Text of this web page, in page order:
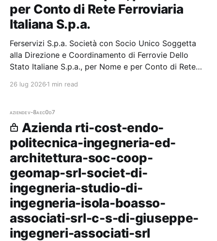
per Conto di Rete Ferroviaria
Italiana S.p.a.
Ferservizi S.p.a. Società con Socio Unico Soggetta
alla Direzione e Coordinamento di Ferrovie Dello
Stato Italiane S.p.a., per Nome e per Conto di Rete
partecipazioni.
26 lug 2026 1 min read
aziendev-8aec0d7
Azienda rti-cost-endo-
politecnica-ingegneria-ed-
architettura-soc-coop-
geomap-srl-societ-di-
ingegneria-studio-di-
ingegneria-isola-boasso-
associati-srl-c-s-di-giuseppe-
ingegneri-associati-srl